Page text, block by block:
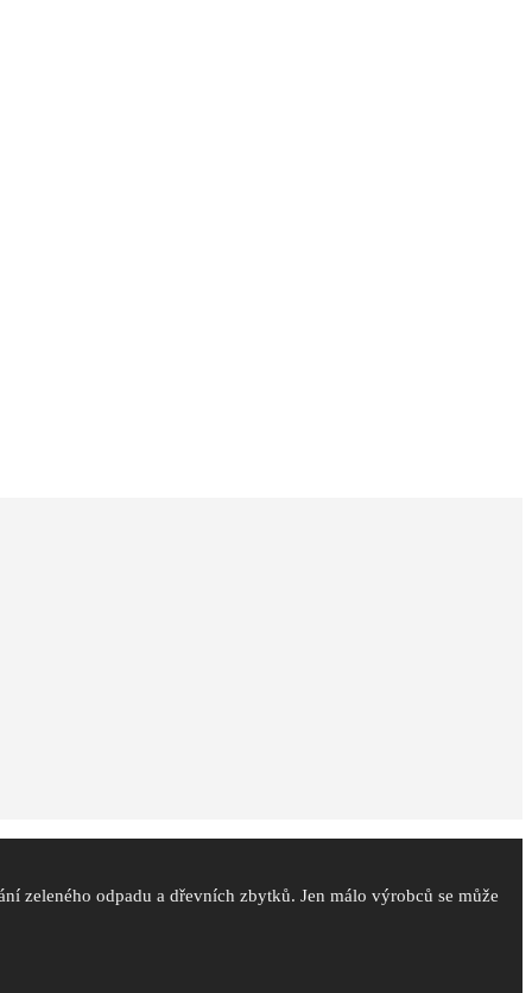
zeleného odpadu a dřevních zbytků. Jen málo výrobců se může